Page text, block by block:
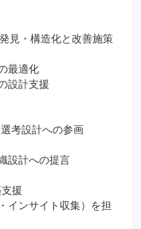
見・構造化と改善施策
最適化
設計支援
考設計への参画
設計への提言
援
インサイト収集）を担